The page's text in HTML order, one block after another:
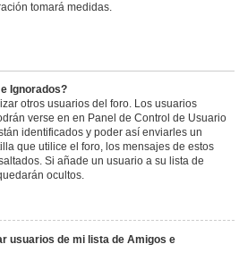
tomará medidas.
Ignorados?
otros usuarios del foro. Los usuarios
verse en en Panel de Control de Usuario
identificados y poder así enviarles un
que utilice el foro, los mensajes de estos
Si añade un usuario a su lista de
ocultos.
usuarios de mi lista de Amigos e